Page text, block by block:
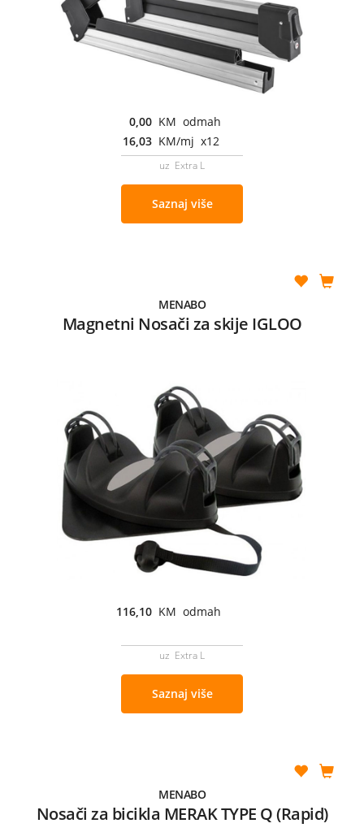
0,00 KM odmah
16,03 KM/mj x12
uz Extra L
Saznaj više
MENABO
Magnetni Nosači za skije IGLOO
116,10 KM odmah
uz Extra L
Saznaj više
MENABO
Nosači za bicikla MERAK TYPE Q (Rapid)